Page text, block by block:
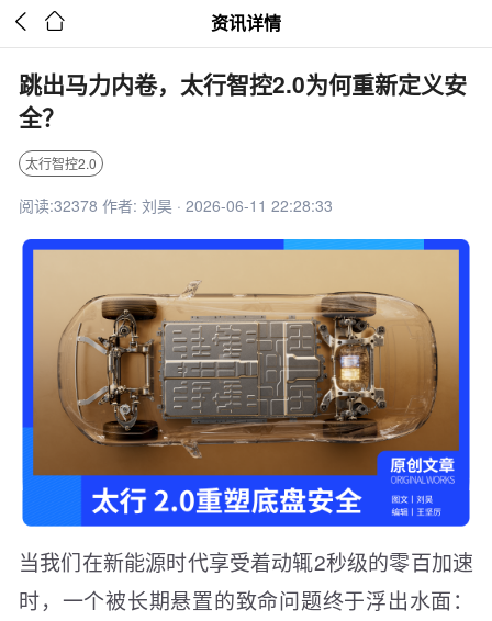
  资讯详情
跳出马力内卷，太行智控2.0为何重新定义安
全？
太行智控2.0
阅读:32378 作者: 刘昊 · 2026-06-11 22:28:33
当我们在新能源时代享受着动辄2秒级的零百加速
时，一个被长期悬置的致命问题终于浮出水面：